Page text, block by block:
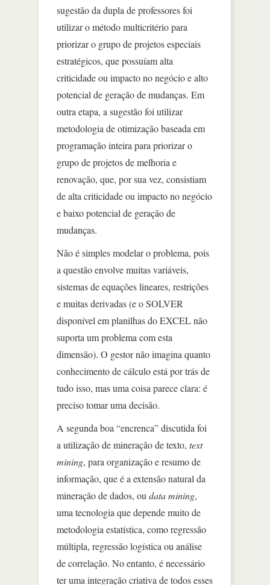
sugestão da dupla de professores foi
utilizar o método multicritério para
priorizar o grupo de projetos especiais
estratégicos, que possuíam alta
criticidade ou impacto no negócio e alto
potencial de geração de mudanças. Em
outra etapa, a sugestão foi utilizar
metodologia de otimização baseada em
programação inteira para priorizar o
grupo de projetos de melhoria e
renovação, que, por sua vez, consistiam
de alta criticidade ou impacto no negócio
e baixo potencial de geração de
mudanças.
Não é simples modelar o problema, pois
a questão envolve muitas variáveis,
sistemas de equações lineares, restrições
e muitas derivadas (e o SOLVER
disponível em planilhas do EXCEL não
suporta um problema com esta
dimensão). O gestor não imagina quanto
conhecimento de cálculo está por trás de
tudo isso, mas uma coisa parece clara: é
preciso tomar uma decisão.
A segunda boa “encrenca” discutida foi
a utilização de mineração de texto, text
mining, para organização e resumo de
informação, que é a extensão natural da
mineração de dados, ou data mining,
uma tecnologia que depende muito de
metodologia estatística, como regressão
múltipla, regressão logística ou análise
de correlação. No entanto, é necessário
ter uma integração criativa de todos esses